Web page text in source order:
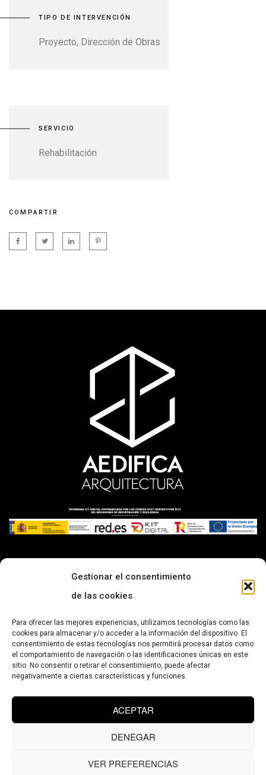
Gestionar el consentimiento
de las cookies
Para ofrecer las mejores experiencias, utilizamos tecnologías como las
cookies para almacenar y/o acceder a la información del dispositivo. El
consentimiento de estas tecnologías nos permitirá procesar datos como
el comportamiento de navegación o las identificaciones únicas en este
sitio. No consentir o retirar el consentimiento, puede afectar
negativamente a ciertas características y funciones.
ACEPTAR
DENEGAR
VER PREFERENCIAS
TIPO DE INTERVENCIÓN
Proyecto, Dirección de Obras
SERVICIO
Rehabilitación
COMPARTIR
AVISO LEGAL-POLÍTICA DE COOKIES-POLÍTICA DE PRIVACIDAD
Aviación 59, Local 30-31. 41007 Sevilla
+34 954 317 402
Fax: +34 954 317 402
info@aedifica-arquitectura.com
WEB DISEÑADA POR AVIVA PUBLICIDAD